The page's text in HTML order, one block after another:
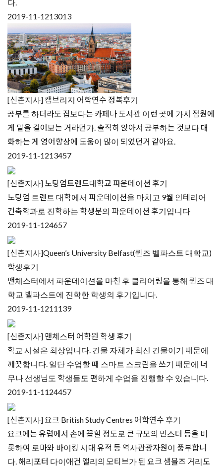
다.
2019-11-1213013
[신촌지사] 캠브리지 어학연수 정복후기
공부를 하더라도 집보다는 카페나 도서관 이런 곳에 가서 점원에
게 말을 걸어보는 거라던가. 솔직히 앉아서 공부하는 것보다 대
화하는 게 영어향상에 도움이 많이 되었던거 같아요.
2019-11-1213457
[신촌지사] 노팅엄트렌드대학교 파운데이션 후기
노팅엄 트렌트 대학에서 파운데이션을 마치고 9월 인테리어
건축학과로 진학하는 학생분의 파운데이션 후기입니다
2019-11-124657
[신촌지사]Queen’s University Belfast(퀸즈 벨파스트 대학교)
학생후기
맨체스터에서 파운데이션을 마친 후 클리어링을 통해 퀸즈 대
학교 벨파스트에 진학한 학생의 후기입니다.
2019-11-1211139
[신촌지사] 맨체스터 어학원 학생 후기
학교 시설은 최상입니다. 건물 자체가 최신 건물이기 때문에
깨끗합니다. 일단 수업할 때 스마트 스크린을 쓰기 때문에 너
무나 선생님도 학생들도 편하게 수업을 진행할 수 있습니다.
2019-11-1124457
[신촌지사] 요크 British Study Centres 어학연수 후기
요크에는 유럽에서 손에 꼽힐 정도로 큰 규모의 민스터 등을 비
롯하여 로마와 바이킹 시대 유적 등 역사관광자원이 풍부합니
다. 해리포터 다이애건 앨리의 모티브가 된 요크 샘블즈 거리도